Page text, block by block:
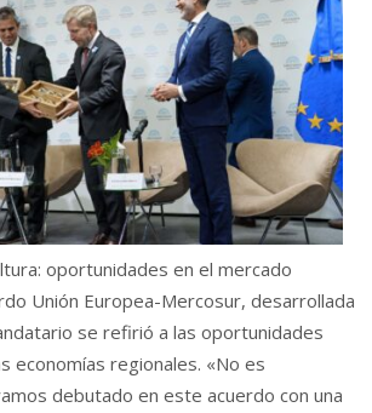
oportunidades en el mercado
Unión Europea-Mercosur, desarrollada
se refirió a las oportunidades
economías regionales. «No es
debutado en este acuerdo con una